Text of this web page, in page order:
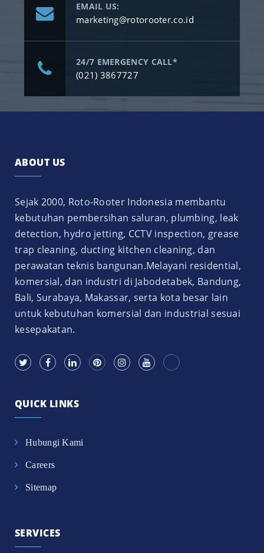
EMAIL US:
marketing@rotorooter.co.id
24/7 EMERGENCY CALL*
(021) 3867727
ABOUT US
Sejak 2000, Roto-Rooter Indonesia membantu
kebutuhan pembersihan saluran, plumbing, leak
detection, hydro jetting, CCTV inspection, grease
trap cleaning, ducting kitchen cleaning, dan
perawatan teknis bangunan.Melayani residential,
komersial, dan industri di Jabodetabek, Bandung,
Bali, Surabaya, Makassar, serta kota besar lain
untuk kebutuhan komersial dan industrial sesuai
kesepakatan.
QUICK LINKS
Hubungi Kami
Careers
Sitemap
SERVICES